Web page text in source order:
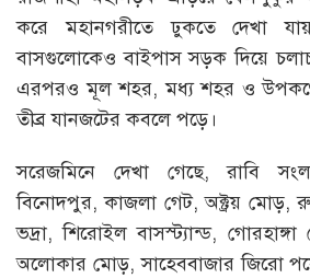
করে মহানগরীতে ঢুকতে দেখা
বাসগুলোকেও বাইপাস সড়ক দিয়ে
এরপরও মূল শহর, মধ্য শহর ও
তীব্র যানজটের কবলে পড়ে।
সরেজমিনে দেখা গেছে, রাবি
বিনোদপুর, কাজলা গেট, অক্ট্রয় মোড়,
ভদ্রা, শিরোইল বাসস্ট্যান্ড,
অলোকার মোড়, সাহেববাজার জিরো